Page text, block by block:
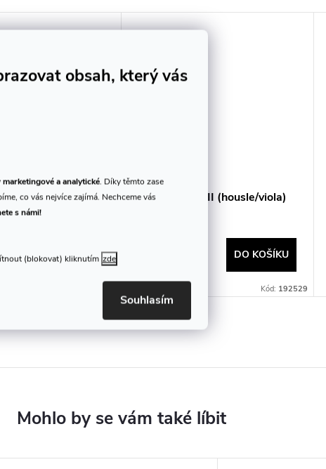
obsah, který vás
marketingové a analytické. Díky těmto zase
co vás nejvíce zajímá. Nechceme vás
s námi!
(blokovat) kliknutím zde
Souhlasím
Cleaner
ks
DO KOŠÍKU
Larica GOLD II (housle/viola)
DO KOŠÍKU
Kód: 192529